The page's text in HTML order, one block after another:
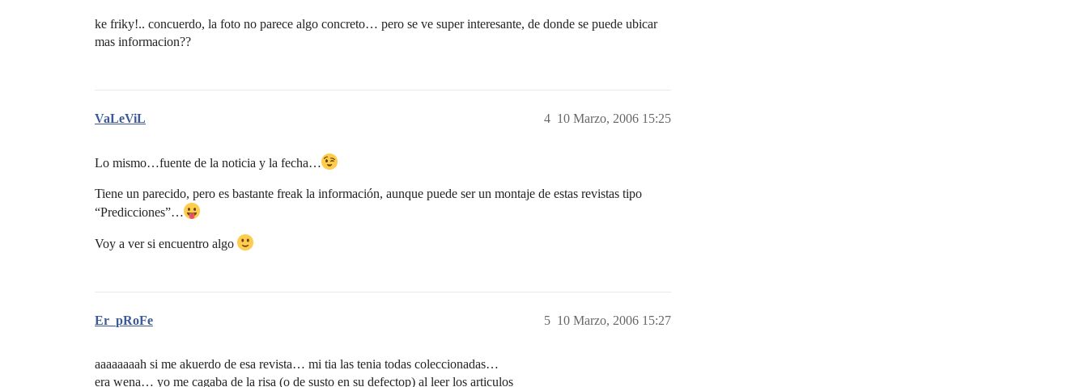
ke friky!.. concuerdo, la foto no parece algo concreto… pero se ve super interesante, de donde se puede ubicar
mas informacion??
VaLeViL 10 Marzo, 2006 15:25
4
Lo mismo…fuente de la noticia y la fecha…
Tiene un parecido, pero es bastante freak la información, aunque puede ser un montaje de estas revistas tipo
“Predicciones”…
Voy a ver si encuentro algo
Er_pRoFe 10 Marzo, 2006 15:27
5
aaaaaaaah si me akuerdo de esa revista… mi tia las tenia todas coleccionadas…
era wena… yo me cagaba de la risa (o de susto en su defectop) al leer los articulos